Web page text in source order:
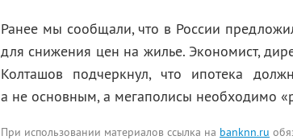
Ранее мы сообщали, что в России
для снижения цен на жилье. Экономист,
Колташов подчеркнул, что ипотека
а не основным, а мегаполисы необходимо
При использовании материалов ссылка на banknn.ru